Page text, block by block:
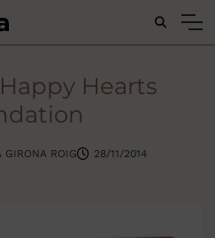
Buscar...
Hearts
GIRONA ROIG 28/11/2014